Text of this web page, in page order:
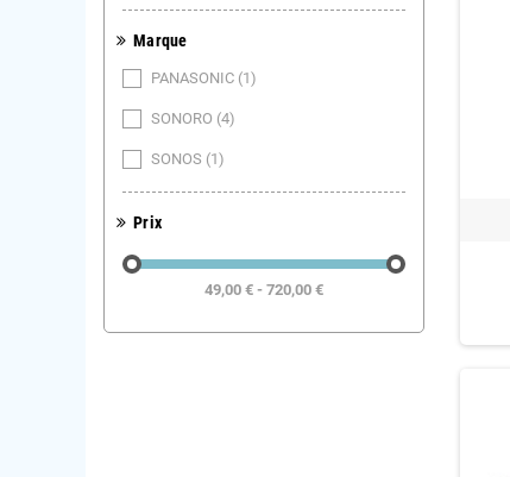
Marque
PANASONIC (1)
SONORO (4)
SONOS (1)
Prix
49,00 € - 720,00 €